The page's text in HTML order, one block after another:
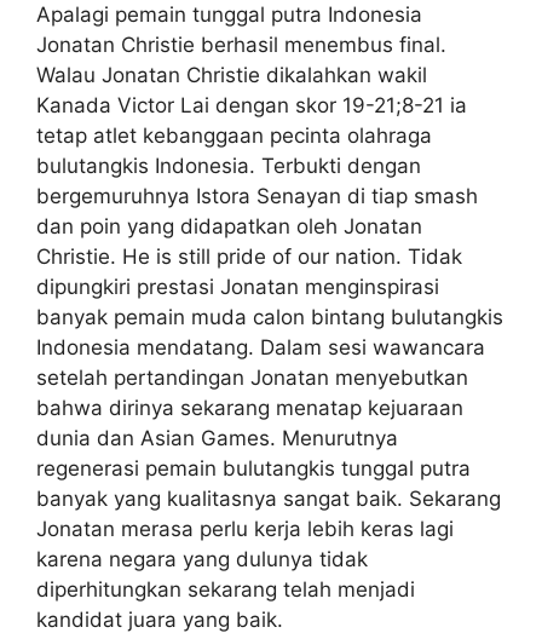
Apalagi pemain tunggal putra Indonesia
Jonatan Christie berhasil menembus final.
Walau Jonatan Christie dikalahkan wakil
Kanada Victor Lai dengan skor 19-21;8-21 ia
tetap atlet kebanggaan pecinta olahraga
bulutangkis Indonesia. Terbukti dengan
bergemuruhnya Istora Senayan di tiap smash
dan poin yang didapatkan oleh Jonatan
Christie. He is still pride of our nation. Tidak
dipungkiri prestasi Jonatan menginspirasi
banyak pemain muda calon bintang bulutangkis
Indonesia mendatang. Dalam sesi wawancara
setelah pertandingan Jonatan menyebutkan
bahwa dirinya sekarang menatap kejuaraan
dunia dan Asian Games. Menurutnya
regenerasi pemain bulutangkis tunggal putra
banyak yang kualitasnya sangat baik. Sekarang
Jonatan merasa perlu kerja lebih keras lagi
karena negara yang dulunya tidak
diperhitungkan sekarang telah menjadi
kandidat juara yang baik.